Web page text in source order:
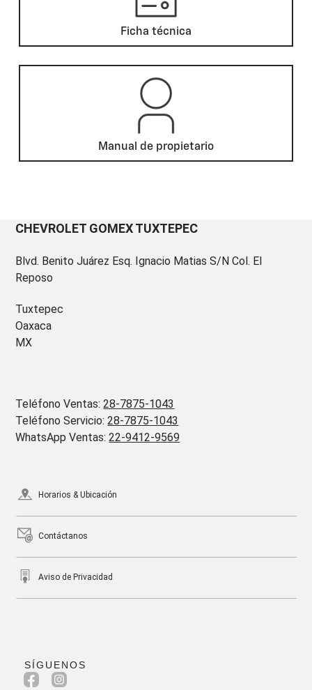
Ficha técnica
Manual de propietario